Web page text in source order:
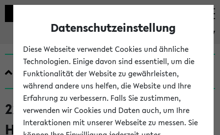
eKVV
Quicklinks
220101 Händler, Handwerker,
Huren. Die Sozialgeschichte der
Datenschutzeinstellung
Diese Webseite verwendet Cookies und ähnliche
Technologien. Einige davon sind essentiell, um die
Funktionalität der Website zu gewährleisten,
während andere uns helfen, die Website und Ihre
Erfahrung zu verbessern. Falls Sie zustimmen,
verwenden wir Cookies und Daten auch, um Ihre
Interaktionen mit unserer Webseite zu messen. Sie